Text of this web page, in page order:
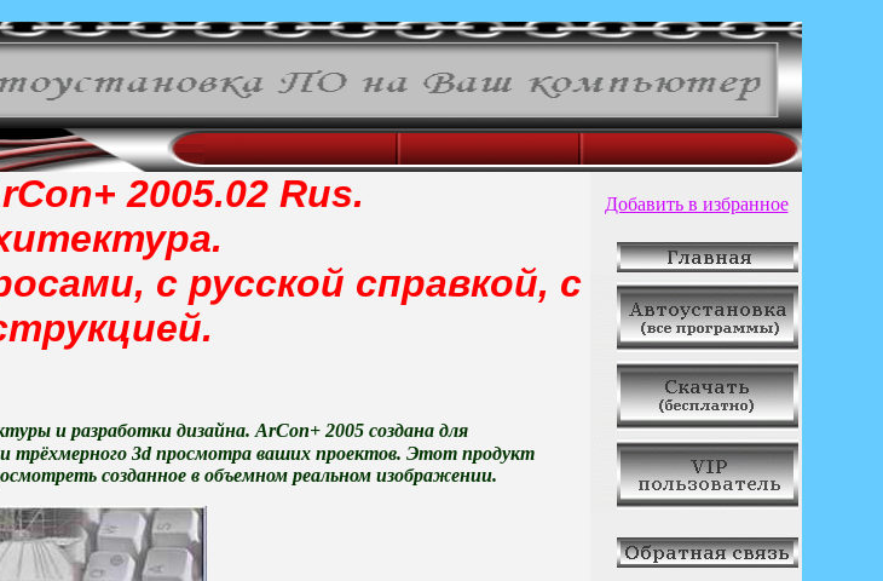
2005.02 Rus.
с русской справкой, с
и разработки дизайна. ArCon+ 2005 создана для
и трёхмерного 3d просмотра ваших проектов. Этот продукт
созданное в объемном реальном изображении.
Добавить в избранное